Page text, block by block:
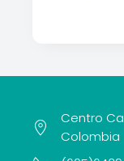
Centro
Colombia